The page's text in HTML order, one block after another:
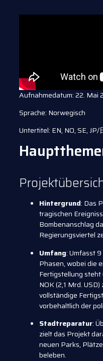
Aufnahmedatum: 22. Mai
Sprache: Norwegisch
Untertitel: EN, NO, SE, JP/
Hintergrund: Das
tragischen
Bombenanschlag
Regierungsviertel
Umfang: Umfasst
Phasen, wobei die
Fertigstellung steht
NOK (2,1 Mrd.
vollständige
vorbehaltlich der
Stadtreparatur:
zielt das Projekt
neuen Parks,
beleben.